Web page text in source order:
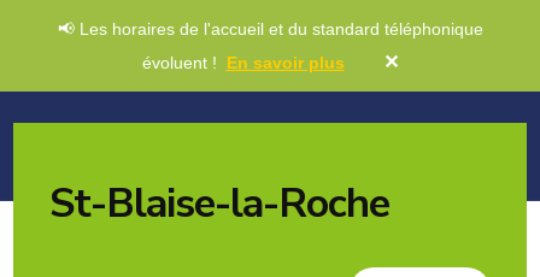
📢 Les horaires de l'accueil et du standard téléphonique
évoluent ! En savoir plus ✕
St-Blaise-la-Roche